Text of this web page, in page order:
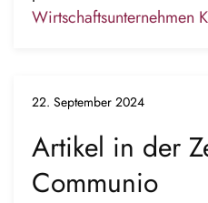
Wirtschaftsunternehmen
22. September 2024
Artikel in der
Communio